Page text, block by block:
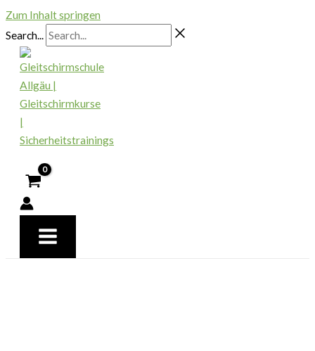
Zum Inhalt springen
Search...